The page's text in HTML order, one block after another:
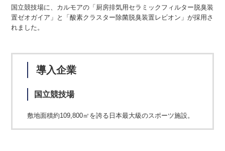
国立競技場に、カルモアの「厨房排気用セラミックフィルター脱臭装
置ゼオガイア」と「酸素クラスター除菌脱臭装置レビオン」が採用さ
れました。
導入企業
国立競技場
敷地面積約109,800㎡を誇る日本最大級のスポーツ施設。